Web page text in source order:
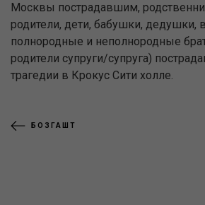
Москвы пострадавшим,
родители, дети, бабушки, дедушки,
полнородные и неполнородные
родители супруги/супруга)
трагедии в Крокус Сити холле.
БОЗГАШТ